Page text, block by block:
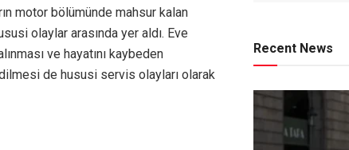
motor bölümünde mahsur kalan
olaylar arasında yer aldı. Eve
ve hayatını kaybeden
de hususi servis olayları olarak
Recent News